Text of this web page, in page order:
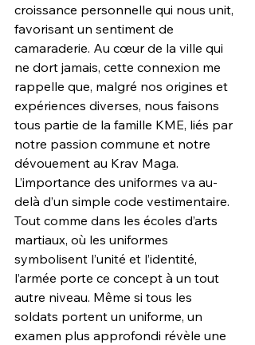
croissance personnelle qui nous unit,
favorisant un sentiment de
camaraderie. Au cœur de la ville qui
ne dort jamais, cette connexion me
rappelle que, malgré nos origines et
expériences diverses, nous faisons
tous partie de la famille KME, liés par
notre passion commune et notre
dévouement au Krav Maga.
L’importance des uniformes va au-
delà d’un simple code vestimentaire.
Tout comme dans les écoles d’arts
martiaux, où les uniformes
symbolisent l’unité et l’identité,
l’armée porte ce concept à un tout
autre niveau. Même si tous les
soldats portent un uniforme, un
examen plus approfondi révèle une